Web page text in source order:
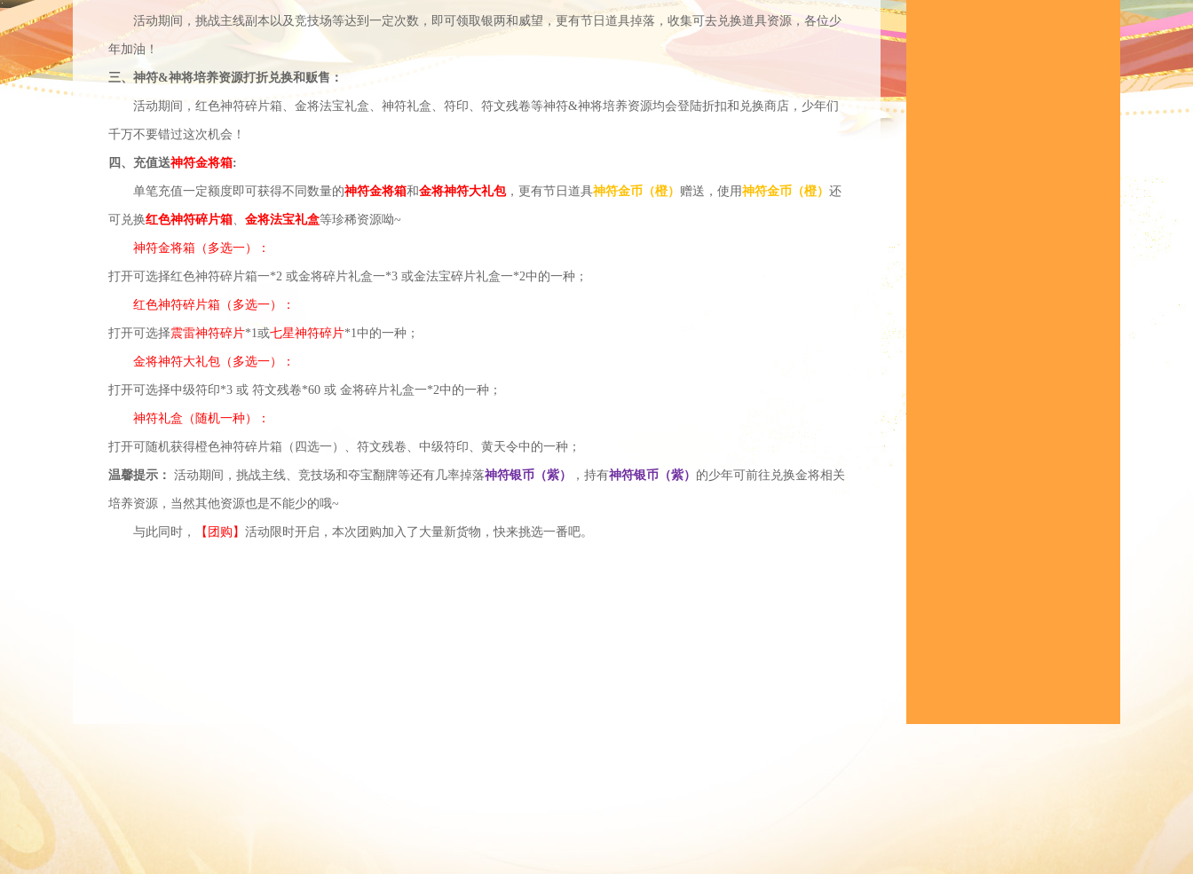
活动期间，挑战主线副本以及竞技场等达到一定次数，即可领取银两和威望，更有节日道具掉落，收集可去兑换道具资源，各位少
年加油！
三、神符&神将培养资源打折兑换和贩售：
活动期间，红色神符碎片箱、金将法宝礼盒、神符礼盒、符印、符文残卷等神符&神将培养资源均会登陆折扣和兑换商店，少年们
千万不要错过这次机会！
四、 充值送神符金将箱:
单笔充值一定额度即可获得不同数量的神符金将箱和金将神符大礼包， 更有节日道具神符金币（橙） 赠送 ，使用神符金币（橙） 还
可兑换红色神符碎片箱、 金将法宝礼盒等珍稀资源呦~
神符金将箱（多选一）：
打开可选择红色神符碎片箱一*2 或金将碎片礼盒一*3 或金法宝碎片礼盒一*2中的一种；
红色神符碎片箱（多选一）：
打开可选择震雷神符碎片*1或七星神符碎片*1中的一种；
金将神符大礼包（多选一）：
打开可选择中级符印*3 或 符文残卷*60 或 金将碎片礼盒一*2中的一种；
神符礼盒（随机一种）：
打开可随机获得橙色神符碎片箱（四选一）、符文残卷、中级符印、黄天令中的一种；
温馨提示： 活动期间，挑战主线、竞技场和夺宝翻牌等还有几率掉落神符银币（紫） ，持有神符银币（紫） 的少年可前往兑换金将相关
培养资源，当然其他资源也是不能少的哦~
与此同时， 【团购】 活动限时开启，本次团购加入了大量新货物，快来挑选一番吧。